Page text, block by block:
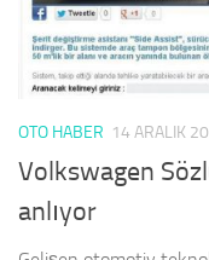
OTO HABER 14 ARALIK
Volkswagen
anlıyor